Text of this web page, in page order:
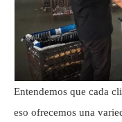
Entendemos que cada
eso ofrecemos una